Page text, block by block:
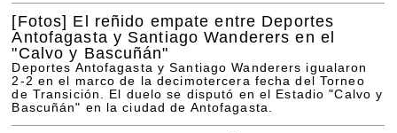
[Fotos] El reñido empate entre Deportes
Antofagasta y Santiago Wanderers en el
"Calvo y Bascuñán"
Deportes Antofagasta y Santiago Wanderers igualaron
2-2 en el marco de la decimotercera fecha del Torneo
de Transición. El duelo se disputó en el Estadio "Calvo y
Bascuñán" en la ciudad de Antofagasta.